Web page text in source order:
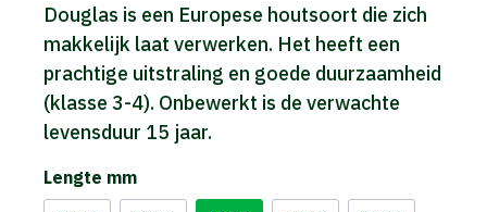
Douglas is een Europese houtsoort die zich
makkelijk laat verwerken. Het heeft een
prachtige uitstraling en goede duurzaamheid
(klasse 3-4). Onbewerkt is de verwachte
levensduur 15 jaar.
Lengte mm